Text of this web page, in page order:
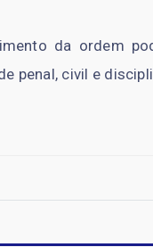
da ordem
penal, civil e